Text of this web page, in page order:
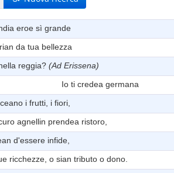
eroe sì grande
da tua bellezza
reggia?(Ad Erissena)
ti credea germana
i frutti, i fiori,
agnellin prendea ristoro,
d'essere infide,
ricchezze, o sian tributo o dono.